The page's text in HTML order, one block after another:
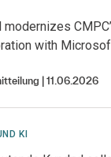
modernizes
with
11.06.2026
KI